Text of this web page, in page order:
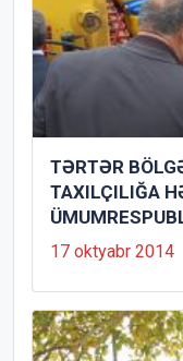
TƏRTƏR
TAXILÇILIĞA
17 oktyabr 2014